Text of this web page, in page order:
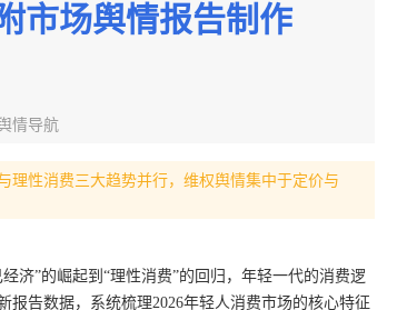
市场舆情报告制作
情导航
理性消费三大趋势并行，维权舆情集中于定价与
济”的崛起到“理性消费”的回归，年轻一代的消费逻
告数据，系统梳理2026年轻人消费市场的核心特征